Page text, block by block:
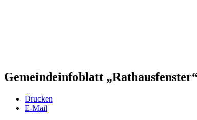
Gemeindeinfoblatt
Drucken
E-Mail